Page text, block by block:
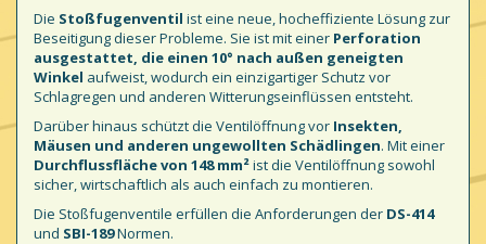
Die Stoßfugenventil ist eine neue, hocheffiziente Lösung zur
Beseitigung dieser Probleme. Sie ist mit einer Perforation
ausgestattet, die einen 10° nach außen geneigten
Winkel aufweist, wodurch ein einzigartiger Schutz vor
Schlagregen und anderen Witterungseinflüssen entsteht.
Darüber hinaus schützt die Ventilöffnung vor Insekten,
Mäusen und anderen ungewollten Schädlingen. Mit einer
Durchflussfläche von 148 mm²ist die Ventilöffnung sowohl
sicher, wirtschaftlich als auch einfach zu montieren.
Die Stoßfugenventile erfüllen die Anforderungen der DS-414
und SBI-189Normen.